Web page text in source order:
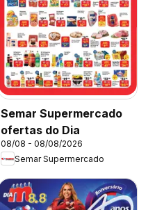
Semar Supermercado
ofertas do Dia
08/08 - 08/08/2026
Semar Supermercado